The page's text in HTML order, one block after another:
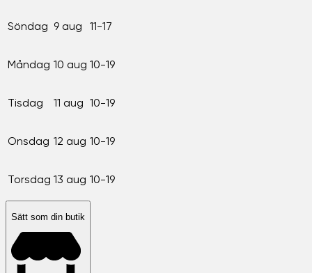
Söndag 9 aug 11-17
Måndag 10 aug 10-19
Tisdag 11 aug 10-19
Onsdag 12 aug 10-19
Torsdag 13 aug 10-19
Sätt som din butik